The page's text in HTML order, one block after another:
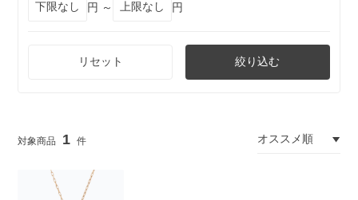
円 ～
円
リセット 絞り込む
1